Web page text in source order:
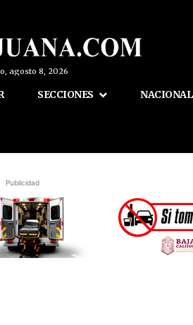
agosto 8, 2026
SECCIONES NACIONAL
Publicidad